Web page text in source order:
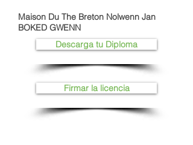
Maison Du The Breton Nolwenn Jan
BOKED GWENN
Descarga tu Diploma
Firmar la licencia